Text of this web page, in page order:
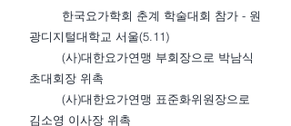
한국요가학회 춘계 학술대회 참가 - 원
광디지털대학교 서울(5.11)
(사)대한요가연맹 부회장으로 박남식
초대회장 위촉
(사)대한요가연맹 표준화위원장으로
김소영 이사장 위촉